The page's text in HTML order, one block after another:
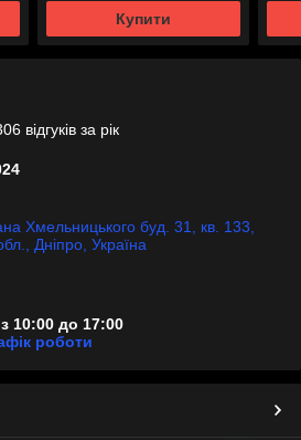
Купити
відгуків за рік
Хмельницького буд. 31, кв. 133,
Дніпро, Україна
10:00 до 17:00
роботи